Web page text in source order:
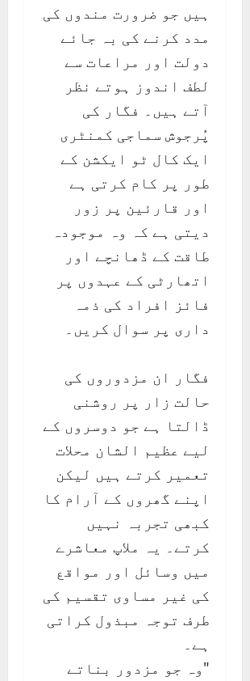
ہیں جو ضرورت مندوں کی
مدد کرنے کی بہ جائے
دولت اور مراعات سے
لطف اندوز ہوتے نظر
آتے ہیں۔ فگار کی
پُرجوش سماجی کمنٹری
ایک کال ٹو ایکشن کے
طور پر کام کرتی ہے
اور قارئین پر زور
دیتی ہے کہ وہ موجودہ
طاقت کے ڈھانچے اور
اتھارٹی کے عہدوں پر
فائز افراد کی ذمہ
داری پر سوال کریں۔
فگار ان مزدوروں کی
حالت زار پر روشنی
ڈالتا ہے جو دوسروں کے
لیے عظیم الشان محلات
تعمیر کرتے ہیں لیکن
اپنے گھروں کے آرام کا
کبھی تجربہ نہیں
کرتے۔ یہ ملاپ معاشرے
میں وسائل اور مواقع
کی غیر مساوی تقسیم کی
طرف توجہ مبذول کراتی
ہے۔
"وہ جو مزدور بناتے